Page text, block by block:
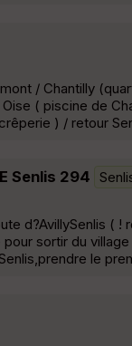
/ Chantilly
( piscine de
) / retour
Senlis 294
d?AvillySenlis (
sortir du
le